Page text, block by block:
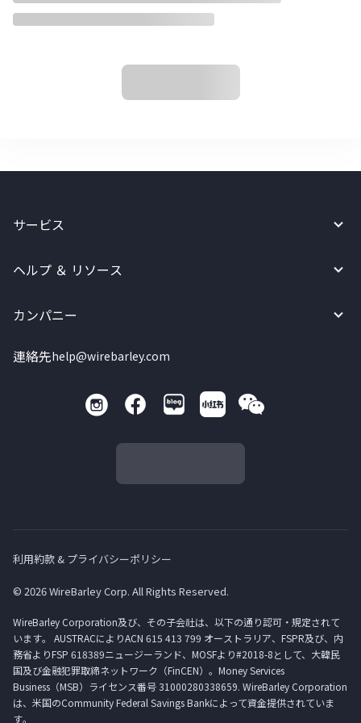
サービス
ヘルプ ＆ リソース
カンパニー
連絡先help@wirebarley.com
利用約款 & プライバシーポリシー
© 2026 WireBarley Corp. All Rights Reserved.
WireBarley Corporation及び、その子会社は、以下の通り認可・規定されて
います。 AUSTRACによりACN 615 413 799 オーストラリア、FSPR及び、内
務省よりFSP 618389ニュージーランド、MOSFより#2018-8として、大韓民
国及び金融犯罪取締ネットワーク（FinCEN）。Money Services
Business（MSB）ライセンス番号 31000280338659. WireBarley Corporation
は、米国のCommunity Federal Savings Bankによって資金提供されていま
す。